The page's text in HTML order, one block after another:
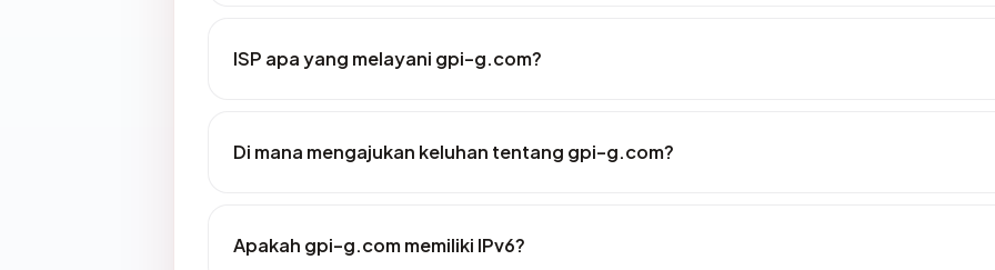
ISP apa yang melayani gpi-g.com?
Di mana mengajukan keluhan tentang gpi-g.com?
Apakah gpi-g.com memiliki IPv6?